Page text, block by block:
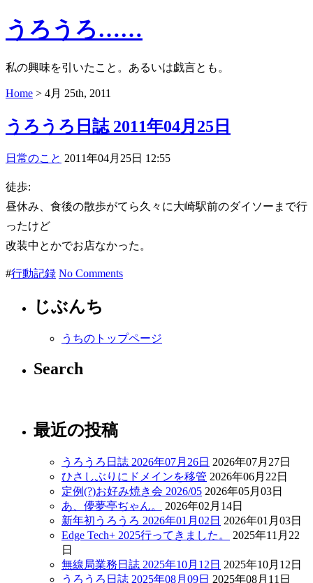
うろうろ……
私の興味を引いたこと。あるいは戯言とも。
Home > 4月 25th, 2011
うろうろ日誌 2011年04月25日
日常のこと 2011年04月25日 12:55
徒歩:
昼休み、食後の散歩がてら久々に大崎駅前のダイソーまで行
ったけど
改装中とかでお店なかった。
#行動記録 No Comments
じぶんち
うちのトップページ
Search
最近の投稿
うろうろ日誌 2026年07月26日 2026年07月27日
ひさしぶりにドメインを移管 2026年06月22日
定例(?)お好み焼き会 2026/05 2026年05月03日
あ、儚夢亭ぢゃん。
2026年02月14日
新年初うろうろ 2026年01月02日 2026年01月03日
Edge Tech+ 2025行ってきました。
2025年11月22
日
無線局業務日誌 2025年10月12日 2025年10月12日
うろうろ日誌 2025年08月09日 2025年08月11日